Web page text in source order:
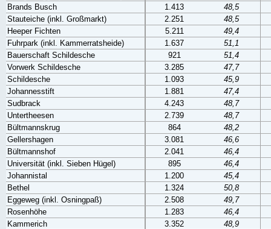
Brands Busch
1.413
48,5
Stauteiche (inkl. Großmarkt)
2.251
48,5
Heeper Fichten
5.211
49,4
Fuhrpark (inkl. Kammerratsheide)
1.637
51,1
Bauerschaft Schildesche
921
51,4
Vorwerk Schildesche
3.285
47,7
Schildesche
1.093
45,9
Johannesstift
1.881
47,4
Sudbrack
4.243
48,7
Untertheesen
2.739
48,7
Bültmannskrug
864
48,2
Gellershagen
3.081
46,6
Bültmannshof
2.041
46,4
Universität (inkl. Sieben Hügel)
895
46,4
Johannistal
1.200
45,4
Bethel
1.324
50,8
Eggeweg (inkl. Osningpaß)
2.508
49,7
Rosenhöhe
1.283
46,4
Kammerich
3.352
48,9